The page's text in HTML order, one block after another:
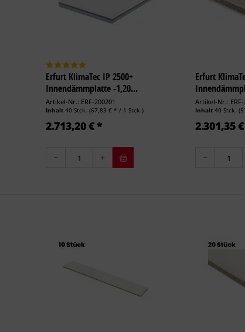
Erfurt KlimaTec IP 2500+
Innendämmplatte -1,20...
Artikel-Nr.: ERF-200201
Inhalt40 Stck.(67,83 € * / 1 Stck.)
2.713,20 € *
Erfurt
Artikel-Nr.: ERF-
Inhalt40 Stck.
2.301,35